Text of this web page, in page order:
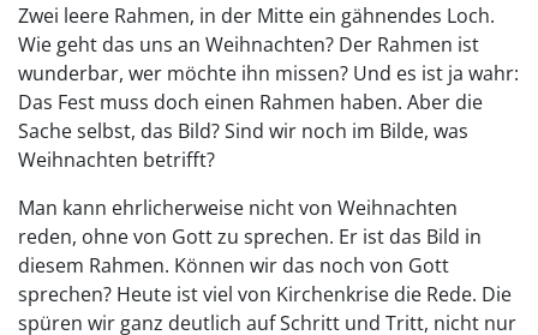
Zwei leere Rahmen, in der Mitte ein gähnendes Loch.
Wie geht das uns an Weihnachten? Der Rahmen ist
wunderbar, wer möchte ihn missen? Und es ist ja wahr:
Das Fest muss doch einen Rahmen haben. Aber die
Sache selbst, das Bild? Sind wir noch im Bilde, was
Weihnachten betrifft?
Man kann ehrlicherweise nicht von Weihnachten
reden, ohne von Gott zu sprechen. Er ist das Bild in
diesem Rahmen. Können wir das noch von Gott
sprechen? Heute ist viel von Kirchenkrise die Rede. Die
spüren wir ganz deutlich auf Schritt und Tritt, nicht nur